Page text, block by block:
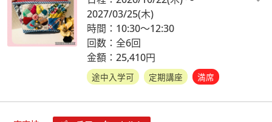
2027/03/25(木)
時間：10:30～12:30
回数：全6回
金額：25,410円
途中入学可 定期講座 満席